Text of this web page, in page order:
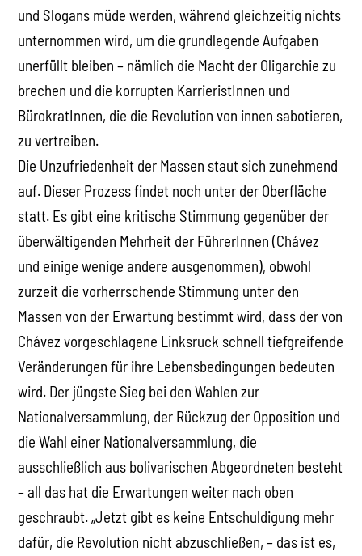
und Slogans müde werden, während gleichzeitig nichts
unternommen wird, um die grundlegende Aufgaben
unerfüllt bleiben – nämlich die Macht der Oligarchie zu
brechen und die korrupten KarrieristInnen und
BürokratInnen, die die Revolution von innen sabotieren,
zu vertreiben.
Die Unzufriedenheit der Massen staut sich zunehmend
auf. Dieser Prozess findet noch unter der Oberfläche
statt. Es gibt eine kritische Stimmung gegenüber der
überwältigenden Mehrheit der FührerInnen (Chávez
und einige wenige andere ausgenommen), obwohl
zurzeit die vorherrschende Stimmung unter den
Massen von der Erwartung bestimmt wird, dass der von
Chávez vorgeschlagene Linksruck schnell tiefgreifende
Veränderungen für ihre Lebensbedingungen bedeuten
wird. Der jüngste Sieg bei den Wahlen zur
Nationalversammlung, der Rückzug der Opposition und
die Wahl einer Nationalversammlung, die
ausschließlich aus bolivarischen Abgeordneten besteht
– all das hat die Erwartungen weiter nach oben
geschraubt. „Jetzt gibt es keine Entschuldigung mehr
dafür, die Revolution nicht abzuschließen, – das ist es,